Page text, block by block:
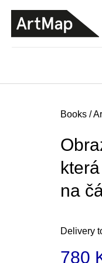
Home
Books /
na
Delivery
780
BACK
SHOPPING
BACK
SHOPPING
ARTMAT